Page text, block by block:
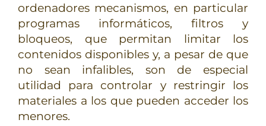
ordenadores mecanismos, en particular
programas informáticos, filtros y
bloqueos, que permitan limitar los
contenidos disponibles y, a pesar de que
no sean infalibles, son de especial
utilidad para controlar y restringir los
materiales a los que pueden acceder los
menores.